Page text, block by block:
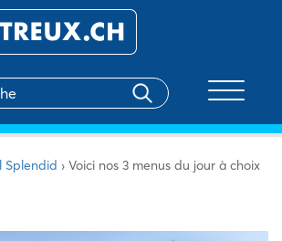
Splendid › Voici nos 3 menus du jour à choix